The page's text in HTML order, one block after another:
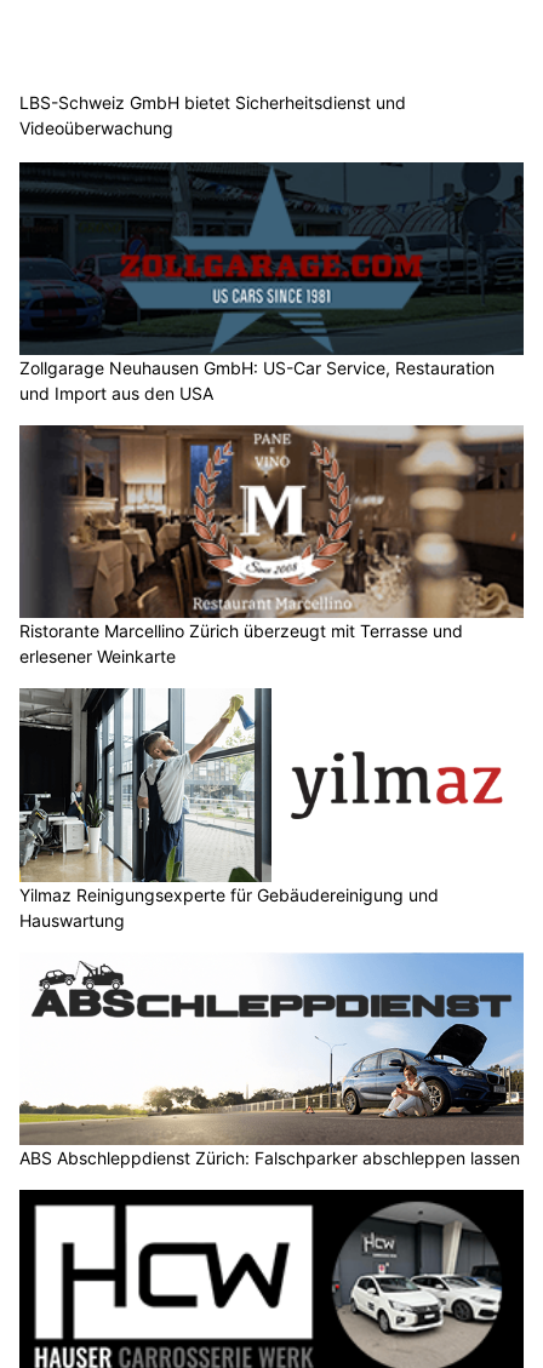
LBS-Schweiz GmbH bietet Sicherheitsdienst und
Videoüberwachung
Zollgarage Neuhausen GmbH: US-Car Service, Restauration
und Import aus den USA
Ristorante Marcellino Zürich überzeugt mit Terrasse und
erlesener Weinkarte
Yilmaz Reinigungsexperte für Gebäudereinigung und
Hauswartung
ABS Abschleppdienst Zürich: Falschparker abschleppen lassen